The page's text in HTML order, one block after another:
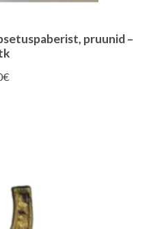
pruunid –
€